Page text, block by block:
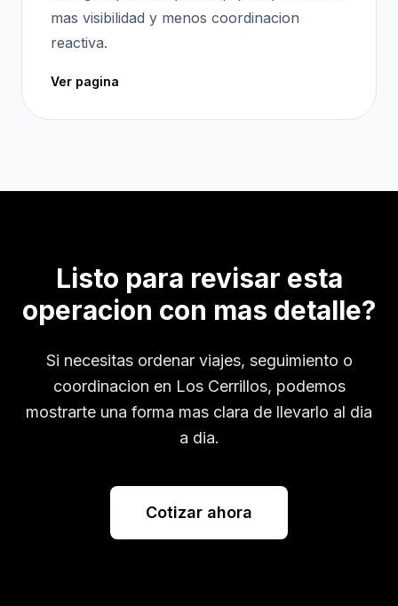
mas visibilidad y menos coordinacion
reactiva.
Ver pagina
Listo para revisar esta
operacion con mas detalle?
Si necesitas ordenar viajes, seguimiento o
coordinacion en Los Cerrillos, podemos
mostrarte una forma mas clara de llevarlo al dia
a dia.
Cotizar ahora